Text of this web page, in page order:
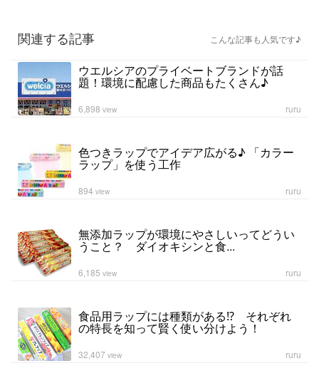
関連する記事 こんな記事も人気です♪
ウエルシアのプライベートブランドが話
題！環境に配慮した商品もたくさん♪
ruru
6,898 view
色つきラップでアイデア広がる♪ 「カラー
ラップ」を使う工作
ruru
894 view
無添加ラップが環境にやさしいってどうい
うこと？ ダイオキシンと食...
ruru
6,185 view
食品用ラップには種類がある⁉ それぞれ
の特長を知って賢く使い分けよう！
ruru
32,407 view